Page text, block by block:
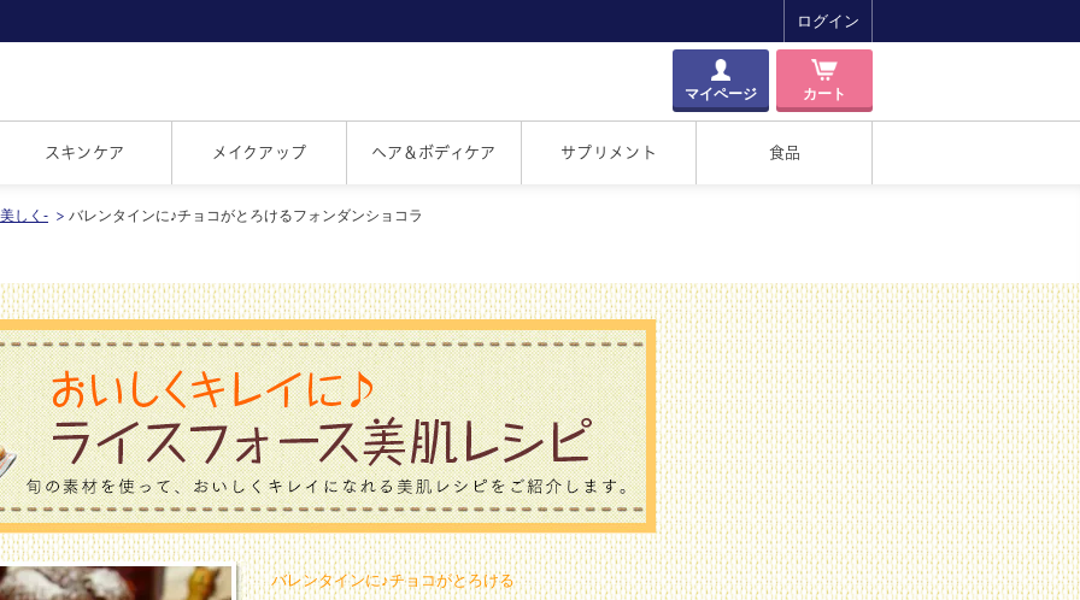
ログイン
マイページ カート
スキンケア メイクアップ ヘア＆ボディケア サプリメント 食品
しく- バレンタインに♪チョコがとろけるフォンダンショコラ
バレンタインに♪チョコがとろける